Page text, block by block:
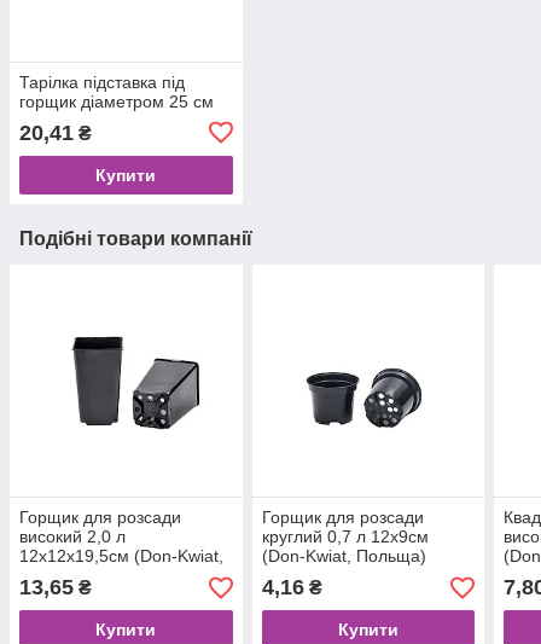
Тарілка підставка під
горщик діаметром 25 см
20,41 ₴
Купити
Подібні товари компанії
Горщик для розсади
високий 2,0 л
12х12х19,5см (Don-Kwiat,
Польща)
13,65 ₴
Купити
Горщик для розсади
круглий 0,7 л 12х9см
(Don-Kwiat, Польща)
4,16₴
Купити